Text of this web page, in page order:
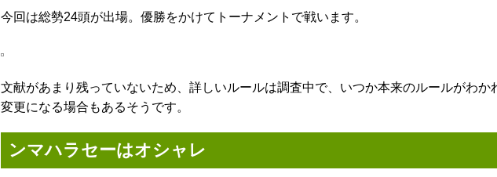
今回は総勢24頭が出場。優勝をかけてトーナメントで戦います。
文献があまり残っていないため、詳しいルールは調査中で、いつか本来のルールがわか
変更になる場合もあるそうです。
ンマハラセーはオシャレ